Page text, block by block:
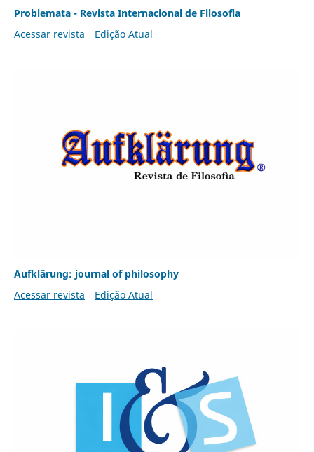
Problemata - Revista Internacional de Filosofia
Acessar revista
Edição Atual
Aufklärung: journal of philosophy
Acessar revista
Edição Atual